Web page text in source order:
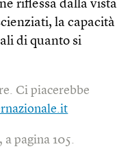
riflessa dalla vista
la capacità
di quanto si
Ci piacerebbe
pagina 105.